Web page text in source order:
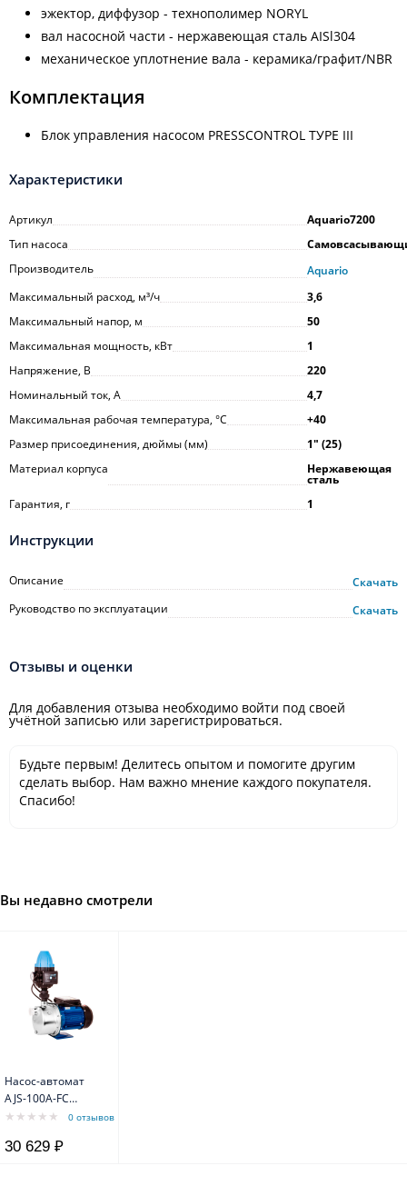
эжектор, диффузор - технополимер NORYL
вал насосной части - нержавеющая сталь AISl304
механическое уплотнение вала - керамика/графит/NВR
Комплектация
Блок управления насосом PRESSCONTROL ТУРЕ III
Характеристики
Артикул
Aquario7200
Тип насоса
Производитель
Aquario
Максимальный расход, м³/ч
3,6
Максимальный напор, м
50
Максимальная мощность, кВт
1
Напряжение, В
220
Номинальный ток, А
4,7
Максимальная рабочая температура, °С
+40
Размер присоединения, дюймы (мм)
1ʺ (25)
Материал корпуса
Нержавеющая
сталь
Гарантия, г
1
Инструкции
Описание
Скачать
Руководство по эксплуатации
Скачать
Отзывы и оценки
Для добавления отзыва необходимо войти под своей
учётной записью или зарегистрироваться.
Будьте первым! Делитесь опытом и помогите другим
сделать выбор. Нам важно мнение каждого покупателя.
Спасибо!
Вы недавно смотрели
Насос-автомат
AJS-100A-FC
Aquario
0 отзывов
30 629 ₽